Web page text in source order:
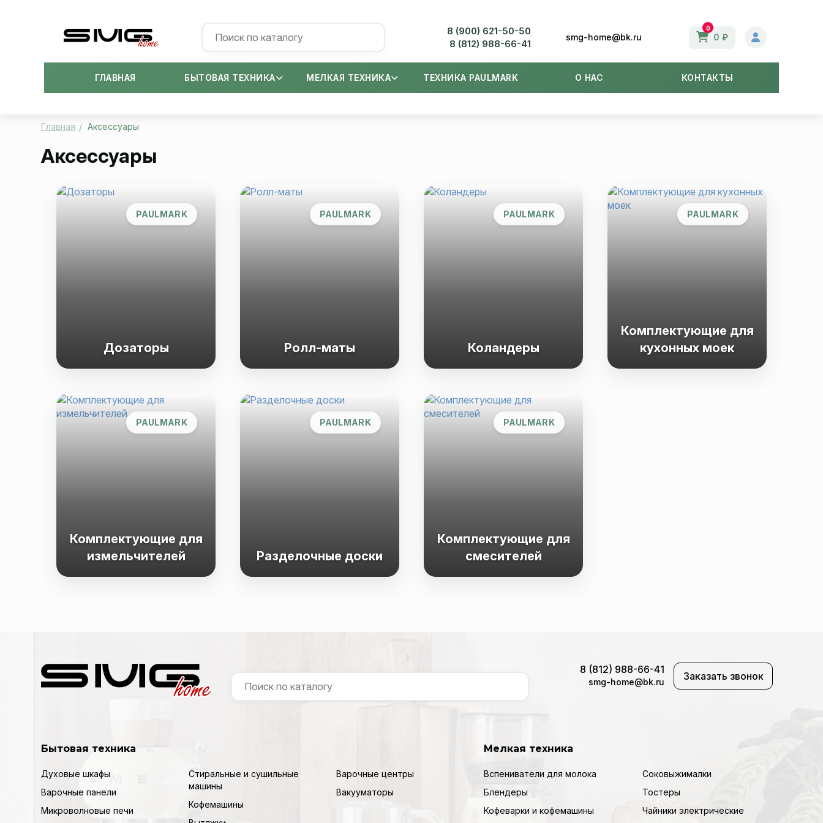
8 (900) 621-50-50
8 (812) 988-66-41
smg-home@bk.ru
0
0 ₽
ГЛАВНАЯ БЫТОВАЯ ТЕХНИКА МЕЛКАЯ ТЕХНИКА ТЕХНИКА PAULMARK О НАС КОНТАКТЫ
Главная Аксессуары
Аксессуары
Дозаторы
PAULMARK
Ролл-маты
PAULMARK
Коландеры
PAULMARK
Комплектующие для
кухонных моек
PAULMARK
Комплектующие для
измельчителей
PAULMARK
Разделочные доски
PAULMARK
Комплектующие для
смесителей
PAULMARK
8 (812) 988-66-41
smg-home@bk.ru Заказать звонок
Бытовая техника
Духовые шкафы
Варочные панели
Микроволновые печи
Стиральные и сушильные
машины
Кофемашины
Варочные центры
Вакууматоры
Мелкая техника
Вспениватели для молока
Блендеры
Кофеварки и кофемашины
Соковыжималки
Тостеры
Чайники электрические